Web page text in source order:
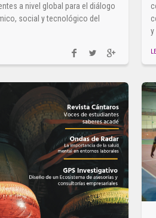
a nivel global para el diálogo
social y tecnológico del
y